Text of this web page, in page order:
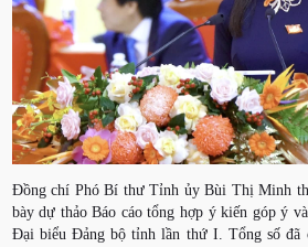
Đồng chí Phó Bí thư Tỉnh ủy Bùi Thị Minh
bày dự thảo Báo cáo tổng hợp ý kiến góp ý
Đại biểu Đảng bộ tỉnh lần thứ I. Tổng số đã